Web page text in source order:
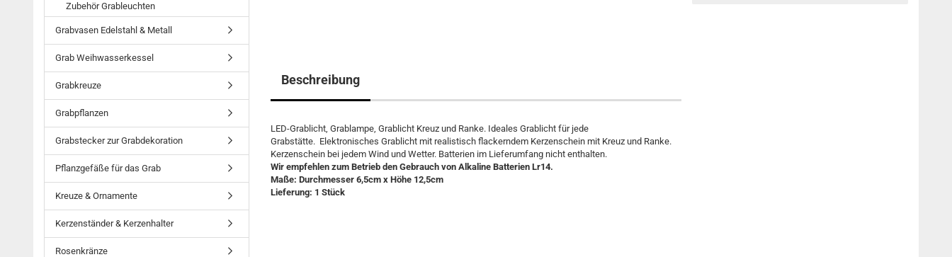
Beschreibung
LED-Grablicht, Grablampe, Grablicht Kreuz und Ranke. Ideales Grablicht für jede
Grabstätte. Elektronisches Grablicht mit realistisch flackerndem Kerzenschein mit Kreuz und Ranke.
Kerzenschein bei jedem Wind und Wetter. Batterien im Lieferumfang nicht enthalten.
Wir empfehlen zum Betrieb den Gebrauch von Alkaline Batterien Lr14.
Maße: Durchmesser 6,5cm x Höhe 12,5cm
Lieferung: 1 Stück
Zubehör Grableuchten
Grabvasen Edelstahl & Metall
Grab Weihwasserkessel
Grabkreuze
Grabpflanzen
Grabstecker zur Grabdekoration
Pflanzgefäße für das Grab
Kreuze & Ornamente
Kerzenständer & Kerzenhalter
Rosenkränze